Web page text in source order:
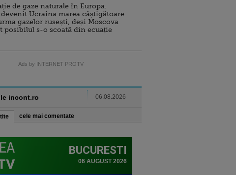
de gaze naturale în Europa.
devenit Ucraina marea câștigătoare
gazelor rusești, deși Moscova
posibilul s-o scoată din ecuație
Ads by INTERNET PROTV
incont.ro 06.08.2026
cele mai comentate